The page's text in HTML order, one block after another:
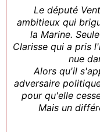
Le député
ambitieux qui
la Marine.
Clarisse qui a pris
nue
Alors qu'il
adversaire
pour qu'elle
Mais un